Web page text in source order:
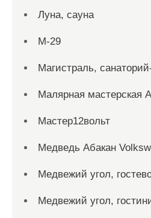
Луна, сауна
М-29
Магистраль,
Малярная мастерская
Мастер12вольт
Медведь Абакан
Медвежий угол,
Медвежий угол,